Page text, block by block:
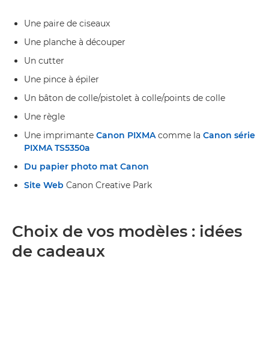
Une paire de ciseaux
Une planche à découper
Un cutter
Une pince à épiler
Un bâton de colle/pistolet à colle/points de colle
Une règle
Une imprimante Canon PIXMA comme la Canon série
PIXMA TS5350a
Du papier photo mat Canon
Site Web Canon Creative Park
Choix de vos modèles : idées
de cadeaux